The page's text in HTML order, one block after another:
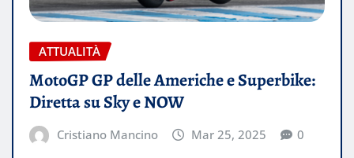
ATTUALITÀ
MotoGP GP delle Americhe e Superbike:
Diretta su Sky e NOW
Cristiano Mancino Mar 25, 2025 0